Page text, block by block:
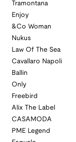
Tramontana
Enjoy
&Co Woman
Nukus
Law Of The Sea
Cavallaro Napoli
Ballin
Only
Freebird
Alix The Label
CASAMODA
PME Legend